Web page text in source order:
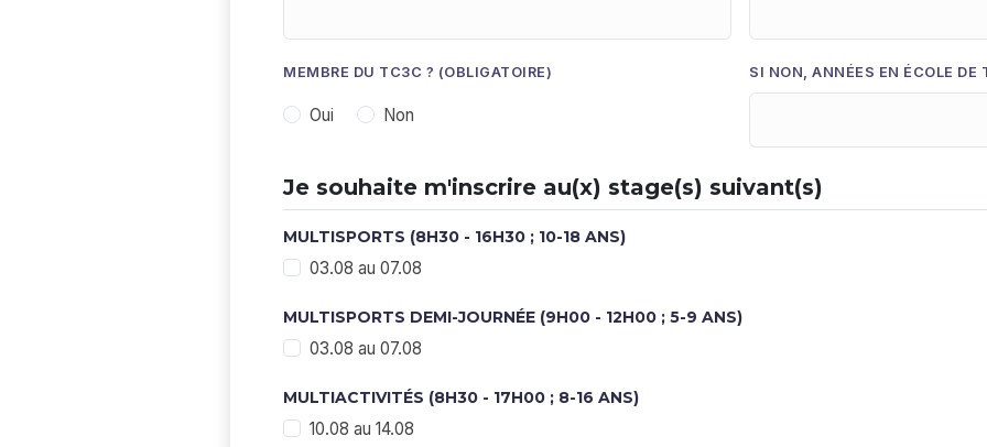
MEMBRE DU TC3C ? (OBLIGATOIRE)
Oui Non
SI NON, ANNÉES EN ÉCOLE DE
Je souhaite m'inscrire au(x) stage(s) suivant(s)
MULTISPORTS (8H30 - 16H30 ; 10-18 ANS)
03.08 au 07.08
MULTISPORTS DEMI-JOURNÉE (9H00 - 12H00 ; 5-9 ANS)
03.08 au 07.08
MULTIACTIVITÉS (8H30 - 17H00 ; 8-16 ANS)
10.08 au 14.08